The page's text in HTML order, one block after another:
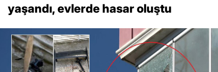
yaşandı, evlerde hasar oluştu